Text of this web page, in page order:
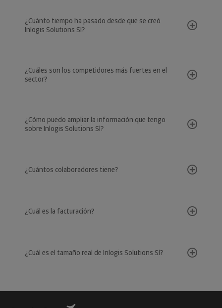
¿Cuánto tiempo ha pasado desde que se creó
Inlogis Solutions Sl?
¿Cuáles son los competidores más fuertes en el
sector?
¿Cómo puedo ampliar la información que tengo
sobre Inlogis Solutions Sl?
¿Cuántos colaboradores tiene?
¿Cuál es la facturación?
¿Cuál es el tamaño real de Inlogis Solutions Sl?